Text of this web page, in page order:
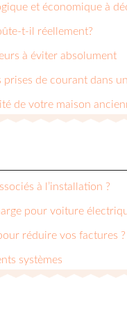
et économique à
t-il réellement?
à éviter absolument
de courant dans
de votre maison
à l’installation ?
pour voiture
réduire vos factures ?
systèmes